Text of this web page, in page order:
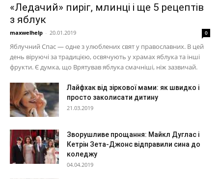
«Ледачий» пиріг, млинці і ще 5 рецептів
з яблук
maxwelhelp - 20.01.2019 0
Яблучний Спас — одне з улюблених свят у православних. В цей
день віруючі за традицією, освячують у храмах яблука та інші
фрукти. Є думка, що Врятував яблука смачніші, ніж зазвичай.
Лайфхак від зіркової мами: як швидко і
просто заколисати дитину
21.03.2019
Зворушливе прощання: Майкл Дуглас і
Кетрін Зета-Джонс відправили сина до
коледжу
04.04.2019